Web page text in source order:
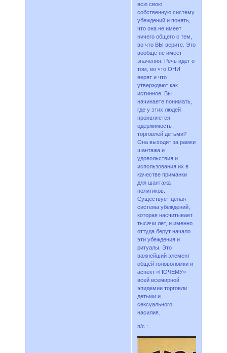
всю свою
собственную систему
убеждений и понять,
что она не имеет
ничего общего с тем,
во что ВЫ верите. Это
вообще не имеет
значения. Речь идет о
том, во что ОНИ
верят и что
утверждают как
истинное. Вы
начинаете понимать,
где у этих людей
проявляется
одержимость
торговлей детьми?
Она выходит за рамки
шантажа и
удовольствия и
использования их в
качестве приманки
для шантажа
политиков.
Существует целая
система убеждений,
которая насчитывает
тысячи лет, и именно
оттуда берут начало
эти убеждения и
ритуалы. Это
важнейший элемент
общей головоломки и
аспект «ПОЧЕМУ»
всей всемирной
эпидемии торговли
детьми и
сексуального
насилия.
п/с :